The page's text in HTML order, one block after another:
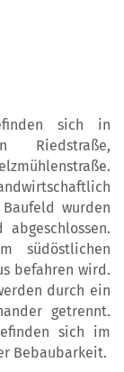
sich in
Riedstraße,
wurden
südöstlichen
befahren wird.
durch ein
getrennt.
sich im
Bebaubarkeit.